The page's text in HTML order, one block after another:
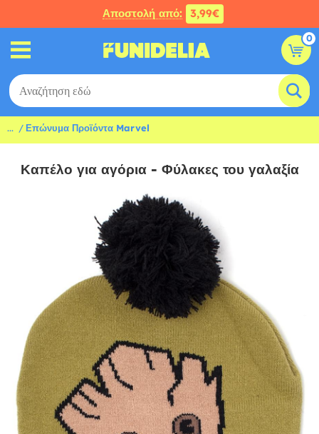
Αποστολή από: 3,99€
0
... Επώνυμα Προϊόντα Marvel
Καπέλο για αγόρια - Φύλακες του γαλαξία